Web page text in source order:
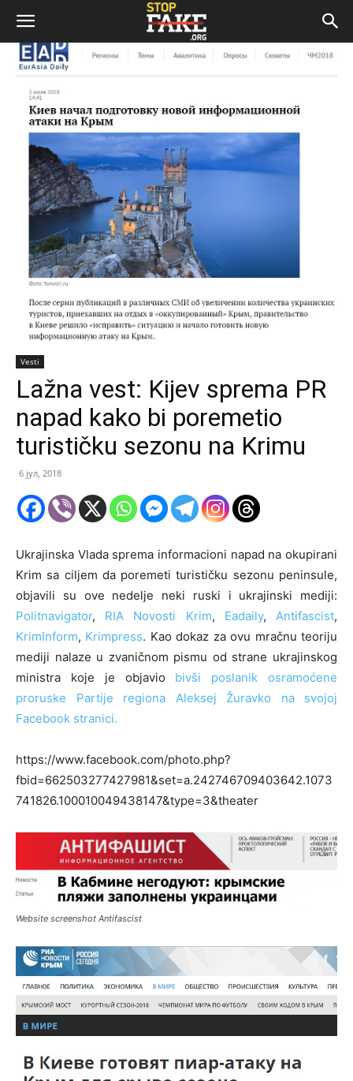
Vesti
Lažna vest: Kijev sprema PR
napad kako bi poremetio
turističku sezonu na Krimu
6 јул, 2018
Ukrajinska Vlada sprema informacioni napad na okupirani
Krim sa ciljem da poremeti turističku sezonu peninsule,
objavili su ove nedelje neki ruski i ukrajinski mediji:
Politnavigator, RIA Novosti Krim, Eadaily, Antifascist,
KrimInform, Krimpress. Kao dokaz za ovu mračnu teoriju
mediji nalaze u zvaničnom pismu od strane ukrajinskog
ministra koje je objavio bivši poslanik osramoćene
proruske Partije regiona Aleksej Žuravko na svojoj
Facebook stranici.
https://www.facebook.com/photo.php?
fbid=662503277427981&set=a.242746709403642.1073
741826.100010049438147&type=3&theater
Website screenshot Antifascist